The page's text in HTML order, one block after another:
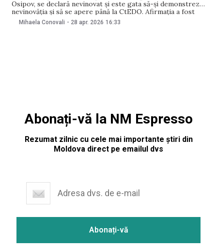
Osipov, se declară nevinovat și este gata să-și demonstreze
nevinovăția și să se apere până la CtEDO. Afirmația a fost
făcută pe 28 aprilie de avocatul fostului viceprim-ministrul
pentru reintegrare, Victor Munteanu. Menționăm că Osipov
Mihaela Conovali - 28 apr. 2026 16:33
Abonați-vă la NM Espresso
Rezumat zilnic cu cele mai importante știri din
Moldova direct pe emailul dvs